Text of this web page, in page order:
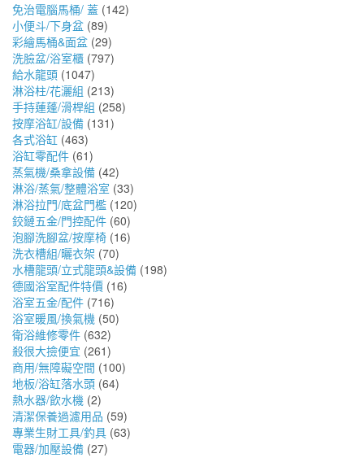
免治電腦馬桶/ 蓋 (142)
小便斗/下身盆 (89)
彩繪馬桶&面盆 (29)
洗臉盆/浴室櫃 (797)
給水龍頭 (1047)
淋浴柱/花灑組 (213)
手持蓮蓬/滑桿組 (258)
按摩浴缸/設備 (131)
各式浴缸 (463)
浴缸零配件 (61)
蒸氣機/桑拿設備 (42)
淋浴/蒸氣/整體浴室 (33)
淋浴拉門/底盆門檻 (120)
鉸鏈五金/門控配件 (60)
泡腳洗腳盆/按摩椅 (16)
洗衣槽組/曬衣架 (70)
水槽龍頭/立式龍頭&設備 (198)
德國浴室配件特價 (16)
浴室五金/配件 (716)
浴室暖風/換氣機 (50)
衛浴維修零件 (632)
殺很大撿便宜 (261)
商用/無障礙空間 (100)
地板/浴缸落水頭 (64)
熱水器/飲水機 (2)
清潔保養過濾用品 (59)
專業生財工具/釣具 (63)
電器/加壓設備 (27)